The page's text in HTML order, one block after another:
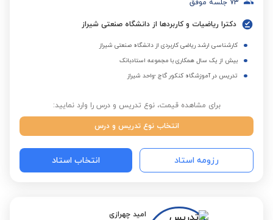
73 جلسه موفق
دکترا ریاضیات و کاربردها از دانشگاه صنعتی شیراز
کارشناسی ارشد ریاضی کاربردی از دانشگاه صنعتی شیراز
بیش از یک سال همکاری با مجموعه استادبانک
تدریس در آموزشگاه کنکور گاج -واحد شیراز
برای مشاهده قیمت، نوع تدریس و درس را وارد نمایید:
انتخاب نوع تدریس و درس
رزومه استاد انتخاب استاد
امید چهرازی